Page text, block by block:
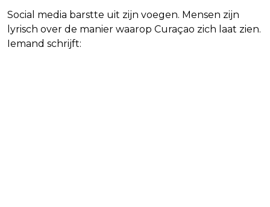
Social media barstte uit zijn voegen. Mensen zijn
lyrisch over de manier waarop Curaçao zich laat zien.
Iemand schrijft: